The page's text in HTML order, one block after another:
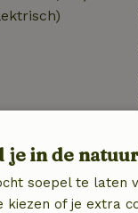
je in de
soepel te laten
kiezen of je extra